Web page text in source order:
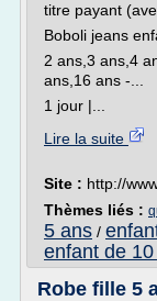
titre payant
Boboli jeans
2 ans,3 ans,4
ans,16 ans -...
1 jour |...
Lire la suite
Site : http://
Thèmes liés :
5 ans /
enfant de
Robe fille 5